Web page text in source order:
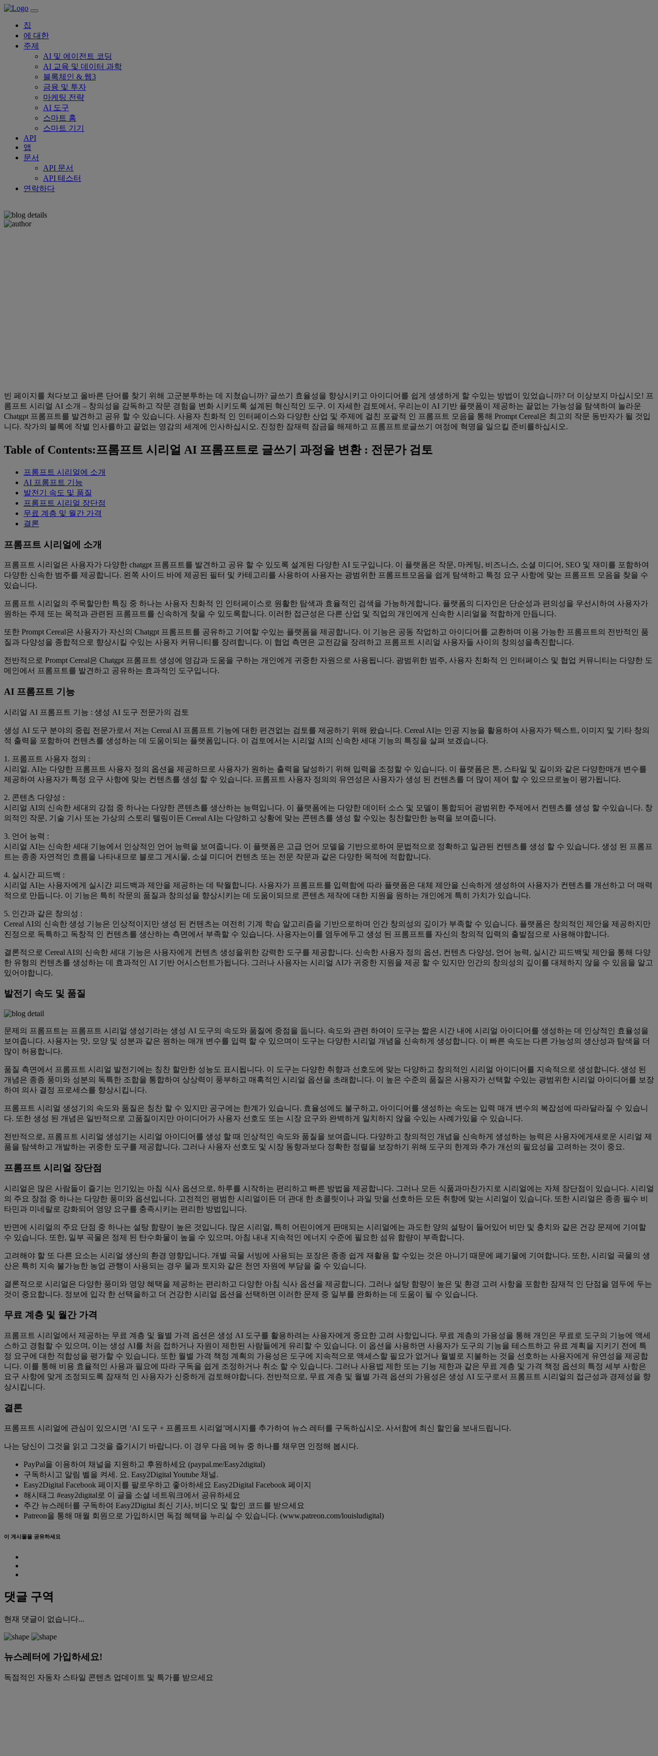
집
에 대한
주제
AI 및 에이전트 코딩
AI 교육 및 데이터 과학
블록체인 & 웹3
금융 및 투자
마케팅 전략
AI 도구
스마트 홈
스마트 기기
API
앱
문서
API 문서
API 테스터
연락하다
빈 페이지를 쳐다보고 올바른 단어를 찾기 위해 고군분투하는 데 지쳤습니까? 글쓰기 효율성을 향상시키고 아이디어를 쉽게 생생하게 할 수있는 방법이 있었습니까? 더 이상보지 마십시오! 프
롬프트 시리얼 AI 소개 – 창의성을 감독하고 작문 경험을 변화 시키도록 설계된 혁신적인 도구. 이 자세한 검토에서, 우리는이 AI 기반 플랫폼이 제공하는 끝없는 가능성을 탐색하여 놀라운
Chatgpt 프롬프트를 발견하고 공유 할 수 있습니다. 사용자 친화적 인 인터페이스와 다양한 산업 및 주제에 걸친 포괄적 인 프롬프트 모음을 통해 Prompt Cereal은 최고의 작문 동반자가 될 것입
니다. 작가의 블록에 작별 인사를하고 끝없는 영감의 세계에 인사하십시오. 진정한 잠재력 잠금을 해제하고 프롬프트로글쓰기 여정에 혁명을 일으킬 준비를하십시오.
Table of Contents:프롬프트 시리얼 AI 프롬프트로 글쓰기 과정을 변환 : 전문가 검토
프롬프트 시리얼에 소개
AI 프롬프트 기능
발전기 속도 및 품질
프롬프트 시리얼 장단점
무료 계층 및 월간 가격
결론
프롬프트 시리얼에 소개
프롬프트 시리얼은 사용자가 다양한 chatgpt 프롬프트를 발견하고 공유 할 수 있도록 설계된 다양한 AI 도구입니다. 이 플랫폼은 작문, 마케팅, 비즈니스, 소셜 미디어, SEO 및 재미를 포함하여
다양한 신속한 범주를 제공합니다. 왼쪽 사이드 바에 제공된 필터 및 카테고리를 사용하여 사용자는 광범위한 프롬프트모음을 쉽게 탐색하고 특정 요구 사항에 맞는 프롬프트 모음을 찾을 수
있습니다.
프롬프트 시리얼의 주목할만한 특징 중 하나는 사용자 친화적 인 인터페이스로 원활한 탐색과 효율적인 검색을 가능하게합니다. 플랫폼의 디자인은 단순성과 편의성을 우선시하여 사용자가
원하는 주제 또는 목적과 관련된 프롬프트를 신속하게 찾을 수 있도록합니다. 이러한 접근성은 다른 산업 및 직업의 개인에게 신속한 시리얼을 적합하게 만듭니다.
또한 Prompt Cereal은 사용자가 자신의 Chatgpt 프롬프트를 공유하고 기여할 수있는 플랫폼을 제공합니다. 이 기능은 공동 작업하고 아이디어를 교환하며 이용 가능한 프롬프트의 전반적인 품
질과 다양성을 종합적으로 향상시킬 수있는 사용자 커뮤니티를 장려합니다. 이 협업 측면은 교전감을 장려하고 프롬프트 시리얼 사용자들 사이의 창의성을촉진합니다.
전반적으로 Prompt Cereal은 Chatgpt 프롬프트 생성에 영감과 도움을 구하는 개인에게 귀중한 자원으로 사용됩니다. 광범위한 범주, 사용자 친화적 인 인터페이스 및 협업 커뮤니티는 다양한 도
메인에서 프롬프트를 발견하고 공유하는 효과적인 도구입니다.
AI 프롬프트 기능
시리얼 AI 프롬프트 기능 : 생성 AI 도구 전문가의 검토
생성 AI 도구 분야의 중립 전문가로서 저는 Cereal AI 프롬프트 기능에 대한 편견없는 검토를 제공하기 위해 왔습니다. Cereal AI는 인공 지능을 활용하여 사용자가 텍스트, 이미지 및 기타 창의
적 출력을 포함하여 컨텐츠를 생성하는 데 도움이되는 플랫폼입니다. 이 검토에서는 시리얼 AI의 신속한 세대 기능의 특징을 살펴 보겠습니다.
1. 프롬프트 사용자 정의 :
시리얼. AI는 다양한 프롬프트 사용자 정의 옵션을 제공하므로 사용자가 원하는 출력을 달성하기 위해 입력을 조정할 수 있습니다. 이 플랫폼은 톤, 스타일 및 길이와 같은 다양한매개 변수를
제공하여 사용자가 특정 요구 사항에 맞는 컨텐츠를 생성 할 수 있습니다. 프롬프트 사용자 정의의 유연성은 사용자가 생성 된 컨텐츠를 더 많이 제어 할 수 있으므로높이 평가됩니다.
2. 콘텐츠 다양성 :
시리얼 AI의 신속한 세대의 강점 중 하나는 다양한 콘텐츠를 생산하는 능력입니다. 이 플랫폼에는 다양한 데이터 소스 및 모델이 통합되어 광범위한 주제에서 컨텐츠를 생성 할 수있습니다. 창
의적인 작문, 기술 기사 또는 가상의 스토리 텔링이든 Cereal AI는 다양하고 상황에 맞는 콘텐츠를 생성 할 수있는 칭찬할만한 능력을 보여줍니다.
3. 언어 능력 :
시리얼 AI는 신속한 세대 기능에서 인상적인 언어 능력을 보여줍니다. 이 플랫폼은 고급 언어 모델을 기반으로하여 문법적으로 정확하고 일관된 컨텐츠를 생성 할 수 있습니다. 생성 된 프롬프
트는 종종 자연적인 흐름을 나타내므로 블로그 게시물, 소셜 미디어 컨텐츠 또는 전문 작문과 같은 다양한 목적에 적합합니다.
4. 실시간 피드백 :
시리얼 AI는 사용자에게 실시간 피드백과 제안을 제공하는 데 탁월합니다. 사용자가 프롬프트를 입력함에 따라 플랫폼은 대체 제안을 신속하게 생성하여 사용자가 컨텐츠를 개선하고 더 매력
적으로 만듭니다. 이 기능은 특히 작문의 품질과 창의성을 향상시키는 데 도움이되므로 콘텐츠 제작에 대한 지원을 원하는 개인에게 특히 가치가 있습니다.
5. 인간과 같은 창의성 :
Cereal AI의 신속한 생성 기능은 인상적이지만 생성 된 컨텐츠는 여전히 기계 학습 알고리즘을 기반으로하며 인간 창의성의 깊이가 부족할 수 있습니다. 플랫폼은 창의적인 제안을 제공하지만
진정으로 독특하고 독창적 인 컨텐츠를 생산하는 측면에서 부족할 수 있습니다. 사용자는이를 염두에두고 생성 된 프롬프트를 자신의 창의적 입력의 출발점으로 사용해야합니다.
결론적으로 Cereal AI의 신속한 세대 기능은 사용자에게 컨텐츠 생성을위한 강력한 도구를 제공합니다. 신속한 사용자 정의 옵션, 컨텐츠 다양성, 언어 능력, 실시간 피드백및 제안을 통해 다양
한 유형의 컨텐츠를 생성하는 데 효과적인 AI 기반 어시스턴트가됩니다. 그러나 사용자는 시리얼 AI가 귀중한 지원을 제공 할 수 있지만 인간의 창의성의 깊이를 대체하지 않을 수 있음을 알고
있어야합니다.
발전기 속도 및 품질
문제의 프롬프트는 프롬프트 시리얼 생성기라는 생성 AI 도구의 속도와 품질에 중점을 둡니다. 속도와 관련 하여이 도구는 짧은 시간 내에 시리얼 아이디어를 생성하는 데 인상적인 효율성을
보여줍니다. 사용자는 맛, 모양 및 성분과 같은 원하는 매개 변수를 입력 할 수 있으며이 도구는 다양한 시리얼 개념을 신속하게 생성합니다. 이 빠른 속도는 다른 가능성의 생산성과 탐색을 더
많이 허용합니다.
품질 측면에서 프롬프트 시리얼 발전기에는 칭찬 할만한 성능도 표시됩니다. 이 도구는 다양한 취향과 선호도에 맞는 다양하고 창의적인 시리얼 아이디어를 지속적으로 생성합니다. 생성 된
개념은 종종 풍미와 성분의 독특한 조합을 통합하여 상상력이 풍부하고 매혹적인 시리얼 옵션을 초래합니다. 이 높은 수준의 품질은 사용자가 선택할 수있는 광범위한 시리얼 아이디어를 보장
하여 의사 결정 프로세스를 향상시킵니다.
프롬프트 시리얼 생성기의 속도와 품질은 칭찬 할 수 있지만 공구에는 한계가 있습니다. 효율성에도 불구하고, 아이디어를 생성하는 속도는 입력 매개 변수의 복잡성에 따라달라질 수 있습니
다. 또한 생성 된 개념은 일반적으로 고품질이지만 아이디어가 사용자 선호도 또는 시장 요구와 완벽하게 일치하지 않을 수있는 사례가있을 수 있습니다.
전반적으로, 프롬프트 시리얼 생성기는 시리얼 아이디어를 생성 할 때 인상적인 속도와 품질을 보여줍니다. 다양하고 창의적인 개념을 신속하게 생성하는 능력은 사용자에게새로운 시리얼 제
품을 탐색하고 개발하는 귀중한 도구를 제공합니다. 그러나 사용자 선호도 및 시장 동향과보다 정확한 정렬을 보장하기 위해 도구의 한계와 추가 개선의 필요성을 고려하는 것이 중요.
프롬프트 시리얼 장단점
시리얼은 많은 사람들이 즐기는 인기있는 아침 식사 옵션으로, 하루를 시작하는 편리하고 빠른 방법을 제공합니다. 그러나 모든 식품과마찬가지로 시리얼에는 자체 장단점이 있습니다. 시리얼
의 주요 장점 중 하나는 다양한 풍미와 옵션입니다. 고전적인 평범한 시리얼이든 더 관대 한 초콜릿이나 과일 맛을 선호하든 모든 취향에 맞는 시리얼이 있습니다. 또한 시리얼은 종종 필수 비
타민과 미네랄로 강화되어 영양 요구를 충족시키는 편리한 방법입니다.
반면에 시리얼의 주요 단점 중 하나는 설탕 함량이 높은 것입니다. 많은 시리얼, 특히 어린이에게 판매되는 시리얼에는 과도한 양의 설탕이 들어있어 비만 및 충치와 같은 건강 문제에 기여할
수 있습니다. 또한, 일부 곡물은 정제 된 탄수화물이 높을 수 있으며, 아침 내내 지속적인 에너지 수준에 필요한 섬유 함량이 부족합니다.
고려해야 할 또 다른 요소는 시리얼 생산의 환경 영향입니다. 개별 곡물 서빙에 사용되는 포장은 종종 쉽게 재활용 할 수있는 것은 아니기 때문에 폐기물에 기여합니다. 또한, 시리얼 곡물의 생
산은 특히 지속 불가능한 농업 관행이 사용되는 경우 물과 토지와 같은 천연 자원에 부담을 줄 수 있습니다.
결론적으로 시리얼은 다양한 풍미와 영양 혜택을 제공하는 편리하고 다양한 아침 식사 옵션을 제공합니다. 그러나 설탕 함량이 높은 및 환경 고려 사항을 포함한 잠재적 인 단점을 염두에 두는
것이 중요합니다. 정보에 입각 한 선택을하고 더 건강한 시리얼 옵션을 선택하면 이러한 문제 중 일부를 완화하는 데 도움이 될 수 있습니다.
무료 계층 및 월간 가격
프롬프트 시리얼에서 제공하는 무료 계층 및 월별 가격 옵션은 생성 AI 도구를 활용하려는 사용자에게 중요한 고려 사항입니다. 무료 계층의 가용성을 통해 개인은 무료로 도구의 기능에 액세
스하고 경험할 수 있으며, 이는 생성 AI를 처음 접하거나 자원이 제한된 사람들에게 유리할 수 있습니다. 이 옵션을 사용하면 사용자가 도구의 기능을 테스트하고 유료 계획을 지키기 전에 특
정 요구에 대한 적합성을 평가할 수 있습니다. 또한 월별 가격 책정 계획의 가용성은 도구에 지속적으로 액세스할 필요가 없거나 월별로 지불하는 것을 선호하는 사용자에게 유연성을 제공합
니다. 이를 통해 비용 효율적인 사용과 필요에 따라 구독을 쉽게 조정하거나 취소 할 수 있습니다. 그러나 사용법 제한 또는 기능 제한과 같은 무료 계층 및 가격 책정 옵션의 특정 세부 사항은
요구 사항에 맞게 조정되도록 잠재적 인 사용자가 신중하게 검토해야합니다. 전반적으로, 무료 계층 및 월별 가격 옵션의 가용성은 생성 AI 도구로서 프롬프트 시리얼의 접근성과 경제성을 향
상시킵니다.
결론
프롬프트 시리얼에 관심이 있으시면 ‘AI 도구 + 프롬프트 시리얼’메시지를 추가하여 뉴스 레터를 구독하십시오. 사서함에 최신 할인을 보내드립니다.
나는 당신이 그것을 읽고 그것을 즐기시기 바랍니다. 이 경우 다음 메뉴 중 하나를 채우면 인정해 봅시다.
PayPal을 이용하여 채널을 지원하고 후원하세요 (paypal.me/Easy2digital)
구독하시고 알림 벨을 켜세. 요. Easy2Digital Youtube 채널.
Easy2Digital Facebook 페이지를 팔로우하고 좋아하세요 Easy2Digital Facebook 페이지
해시태그 #easy2digital로 이 글을 소셜 네트워크에서 공유하세요
주간 뉴스레터를 구독하여 Easy2Digital 최신 기사, 비디오 및 할인 코드를 받으세요
Patreon을 통해 매월 회원으로 가입하시면 독점 혜택을 누리실 수 있습니다. (www.patreon.com/louisludigital)
이 게시물을 공유하세요
댓글 구역
현재 댓글이 없습니다...
뉴스레터에 가입하세요!
독점적인 자동차 스타일 콘텐츠 업데이트 및 특가를 받으세요